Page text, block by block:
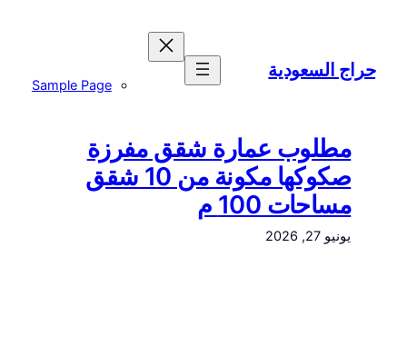
المحتوى
حراج السعودية
Sample Page
مطلوب عمارة شقق مفرزة
صكوكها مكونة من 10 شقق
مساحات 100 م
يونيو 27, 2026